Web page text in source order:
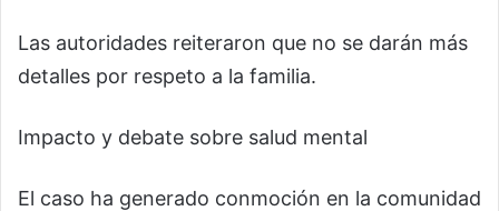
Las autoridades reiteraron que no se darán más
detalles por respeto a la familia.
Impacto y debate sobre salud mental
El caso ha generado conmoción en la comunidad